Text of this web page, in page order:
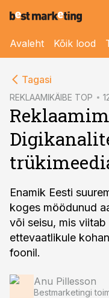
Avaleht Kõik lood
Tagasi
REKLAAMIKÄIBE TOP
Enamik Eesti
koges möödunud
või seisu, mis
ettevaatlikule
foonil.
Anu Pillesson
Bestmarketingi